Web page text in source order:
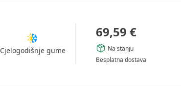
Cjelogodišnje gume
69,59 €
Na stanju
Besplatna dostava